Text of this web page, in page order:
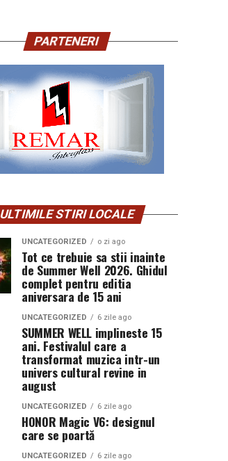
PARTENERI
ULTIMILE STIRI LOCALE
UNCATEGORIZED o zi ago
Tot ce trebuie sa stii inainte
de Summer Well 2026. Ghidul
complet pentru editia
aniversara de 15 ani
UNCATEGORIZED 6 zile ago
SUMMER WELL implineste 15
ani. Festivalul care a
transformat muzica intr-un
univers cultural revine in
august
UNCATEGORIZED 6 zile ago
HONOR Magic V6: designul
care se poartă
UNCATEGORIZED 6 zile ago